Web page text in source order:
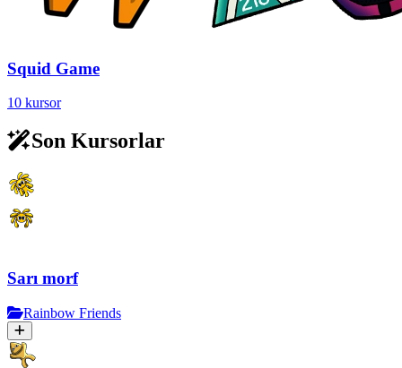
Squid Game
10 kursor
Son Kursorlar
Sarı morf
Rainbow Friends